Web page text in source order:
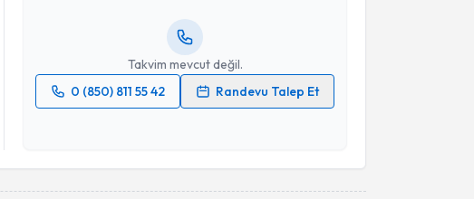
Takvim mevcut değil.
0 (850) 811 55 42
Randevu Talep Et